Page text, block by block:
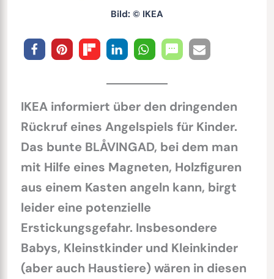
Bild: © IKEA
IKEA informiert über den dringenden
Rückruf eines Angelspiels für Kinder.
Das bunte BLÅVINGAD, bei dem man
mit Hilfe eines Magneten, Holzfiguren
aus einem Kasten angeln kann, birgt
leider eine potenzielle
Erstickungsgefahr. Insbesondere
Babys, Kleinstkinder und Kleinkinder
(aber auch Haustiere) wären in diesen